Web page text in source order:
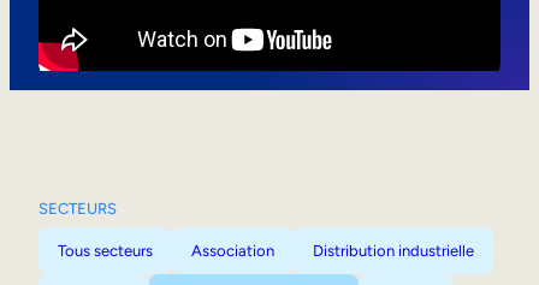
SECTEURS
Tous secteurs Association Distribution industrielle